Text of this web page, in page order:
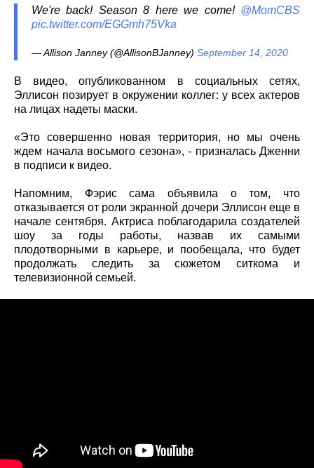
We're back! Season 8 here we come! @MomCBS
pic.twitter.com/EGGmh75Vka
— Allison Janney (@AllisonBJanney) September 14, 2020
В видео, опубликованном в социальных сетях,
Эллисон позирует в окружении коллег: у всех актеров
на лицах надеты маски.
«Это совершенно новая территория, но мы очень
ждем начала восьмого сезона», - призналась Дженни
в подписи к видео.
Напомним, Фэрис сама объявила о том, что
отказывается от роли экранной дочери Эллисон еще в
начале сентября. Актриса поблагодарила создателей
шоу за годы работы, назвав их самыми
плодотворными в карьере, и пообещала, что будет
продолжать следить за сюжетом ситкома и
телевизионной семьей.